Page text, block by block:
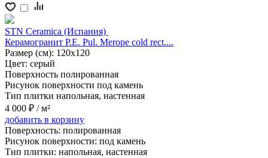
STN Ceramica (Испания)
Керамогранит P.E. Pul. Merope cold rect....
Размер (см): 120x120
Цвет: серый
Поверхность полированная
Рисунок поверхности под камень
Тип плитки напольная, настенная
4 000 ₽ / м²
добавить в корзину
Поверхность: полированная
Рисунок поверхности: под камень
Тип плитки: напольная, настенная